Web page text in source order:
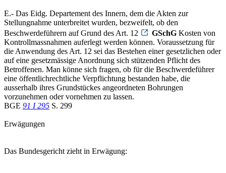
E.- Das Eidg. Departement des Innern, dem die Akten zur
Stellungnahme unterbreitet wurden, bezweifelt, ob den
Beschwerdeführern auf Grund des Art. 12
GSchG Kosten von
Kontrollmassnahmen auferlegt werden können. Voraussetzung für
die Anwendung des Art. 12 sei das Bestehen einer gesetzlichen oder
auf eine gesetzmässige Anordnung sich stützenden Pflicht des
Betroffenen. Man könne sich fragen, ob für die Beschwerdeführer
eine öffentlichrechtliche Verpflichtung bestanden habe, die
ausserhalb ihres Grundstückes angeordneten Bohrungen
vorzunehmen oder vornehmen zu lassen.
BGE 91 I 295 S. 299
Erwägungen
Das Bundesgericht zieht in Erwägung: